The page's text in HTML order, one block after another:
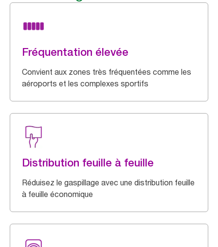
Fréquentation élevée
Convient aux zones très fréquentées comme les
aéroports et les complexes sportifs
Distribution feuille à feuille
Réduisez le gaspillage avec une distribution feuille
à feuille économique